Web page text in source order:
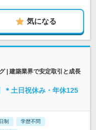
気になる
| 建築業界で安定取引と成長
＊土日祝休み・年休125
制 学歴不問